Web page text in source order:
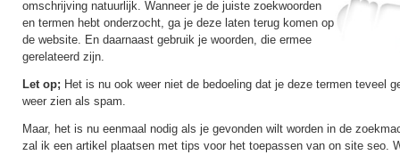
omschrijving natuurlijk. Wanneer je de juiste zoekwoorden
en termen hebt onderzocht, ga je deze laten terug komen op
de website. En daarnaast gebruik je woorden, die ermee
gerelateerd zijn.
Let op; Het is nu ook weer niet de bedoeling dat je deze termen teveel
weer zien als spam.
Maar, het is nu eenmaal nodig als je gevonden wilt worden in de
zal ik een artikel plaatsen met tips voor het toepassen van on site seo.